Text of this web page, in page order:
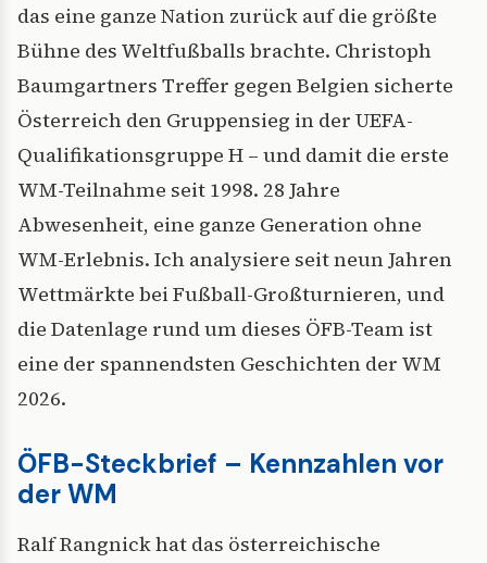
das eine ganze Nation zurück auf die größte
Bühne des Weltfußballs brachte. Christoph
Baumgartners Treffer gegen Belgien sicherte
Österreich den Gruppensieg in der UEFA-
Qualifikationsgruppe H – und damit die erste
WM-Teilnahme seit 1998. 28 Jahre
Abwesenheit, eine ganze Generation ohne
WM-Erlebnis. Ich analysiere seit neun Jahren
Wettmärkte bei Fußball-Großturnieren, und
die Datenlage rund um dieses ÖFB-Team ist
eine der spannendsten Geschichten der WM
2026.
ÖFB-Steckbrief – Kennzahlen vor
der WM
Ralf Rangnick hat das österreichische